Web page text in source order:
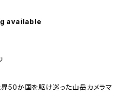
available
50か国を駆け巡った山岳カメラマ